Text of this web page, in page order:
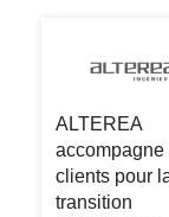
ALTEREA
accompagne
clients pour
transition